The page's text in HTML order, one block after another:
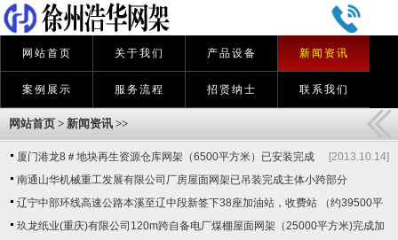
网站首页 关于我们 产品设备 新闻资讯
案例展示 服务流程 招贤纳士 联系我们
网站首页 > 新闻资讯 >>
厦门港龙8＃地块再生资源仓库网架（6500平方米）已安装完成
[2013.10.14]
南通山华机械重工发展有限公司厂房屋面网架已吊装完成主体小跨部分
[2013.10.14]
辽宁中部环线高速公路本溪至辽中段新签下38座加油站，收费站 （约39500平
方米）
玖龙纸业(重庆)有限公司120m跨自备电厂煤棚屋面网架（25000平方米)完成加